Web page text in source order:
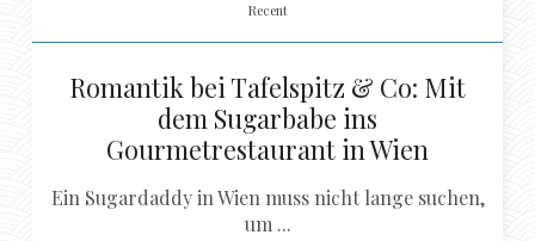
Recent
Romantik bei Tafelspitz & Co: Mit
dem Sugarbabe ins
Gourmetrestaurant in Wien
Ein Sugardaddy in Wien muss nicht lange suchen,
um ...